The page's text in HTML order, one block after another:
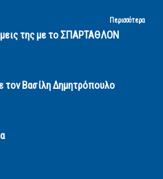
Περισσότερα
της με το ΣΠΑΡΤΑΘΛΟΝ
τον Βασίλη Δημητρόπουλο